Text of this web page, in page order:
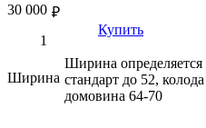
₽
30 000
Купить
Ширина
Ширина
стандарт до 52,
домовина 64-70